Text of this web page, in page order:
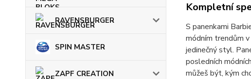
RAVENSBURGER
SPIN MASTER
ZAPF CREATION
Kompletní
S panenkami
módním trendům
jedinečný styl.
posledních
můžeš být, kým